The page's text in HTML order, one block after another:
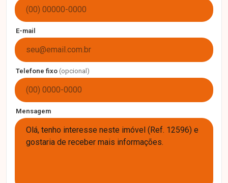
E-mail
Telefone fixo (opcional)
Mensagem